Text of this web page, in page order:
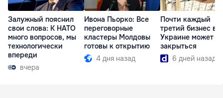
Залужный пояснил
свои слова: К НАТО
много вопросов, мы
технологически
впереди
вчера
Ивона Пьорко: Все
переговорные
кластеры Молдовы
готовы к открытию
4 дня назад
Почти каждый
третий бизнес в
Украине может
закрыться
6 дней назад